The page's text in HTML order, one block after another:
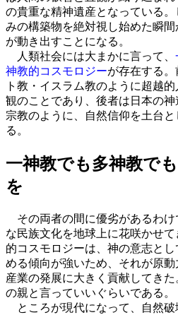
の貴重な精神遺産となっている
みの構築物を絶対視し始めた瞬
が動き出すことになる。
人類社会には大まかに言って、
神教的コスモロジーが存在する
ト教・イスラム教のように超越
観のことであり、後者は日本の
宗教のように、自然信仰を土台と
る。
一神教でも多神教で
を
その両者の間に優劣があるわけ
な民族文化を地球上に花咲かせ
的コスモロジーは、神の意志と
める傾向が強いため、それが原
産業の発展に大きく貢献してき
の親と言っていいぐらいである。
ところが現代になって、自然破